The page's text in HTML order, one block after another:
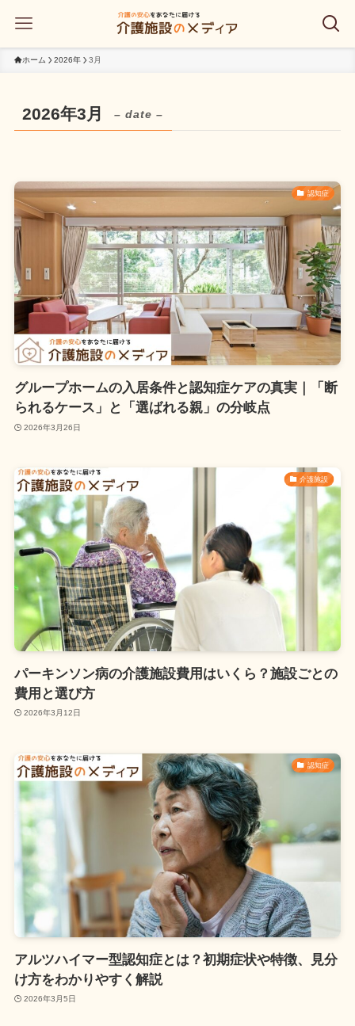
ホーム 2026年 3月
2026年3月 – date –
認知症
グループホームの入居条件と認知症ケアの真実｜「断
られるケース」と「選ばれる親」の分岐点
2026年3月26日
介護施設
パーキンソン病の介護施設費用はいくら？施設ごとの
費用と選び方
2026年3月12日
認知症
アルツハイマー型認知症とは？初期症状や特徴、見分
け方をわかりやすく解説
2026年3月5日